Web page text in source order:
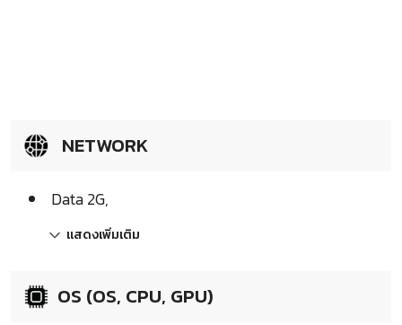
NETWORK
Data 2G,
แสดงเพิ่มเติม
OS (OS, CPU, GPU)